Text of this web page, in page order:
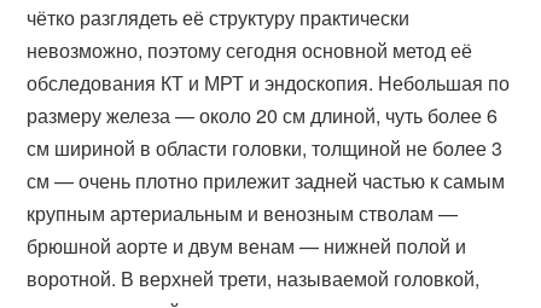
чётко разглядеть её структуру практически
невозможно, поэтому сегодня основной метод её
обследования КТ и МРТ и эндоскопия. Небольшая по
размеру железа — около 20 см длиной, чуть более 6
см шириной в области головки, толщиной не более 3
см — очень плотно прилежит задней частью к самым
крупным артериальным и венозным стволам —
брюшной аорте и двум венам — нижней полой и
воротной. В верхней трети, называемой головкой,